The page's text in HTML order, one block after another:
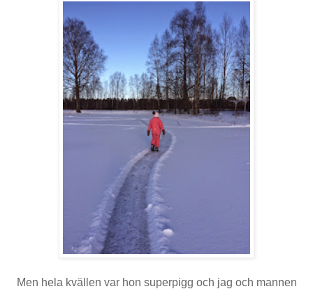
Men hela kvällen var hon superpigg och jag och mannen